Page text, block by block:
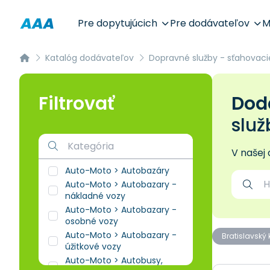
Pre dopytujúcich Pre dodávateľov
Katalóg dodávateľov Dopravné služby -
V
Bratislavský
Filtrovať
Auto-Moto > Autobazáry
Auto-Moto > Autobazary -
nákladné vozy
Auto-Moto > Autobazary -
osobné vozy
Auto-Moto > Autobazary -
úžitkové vozy
Auto-Moto > Autobusy,